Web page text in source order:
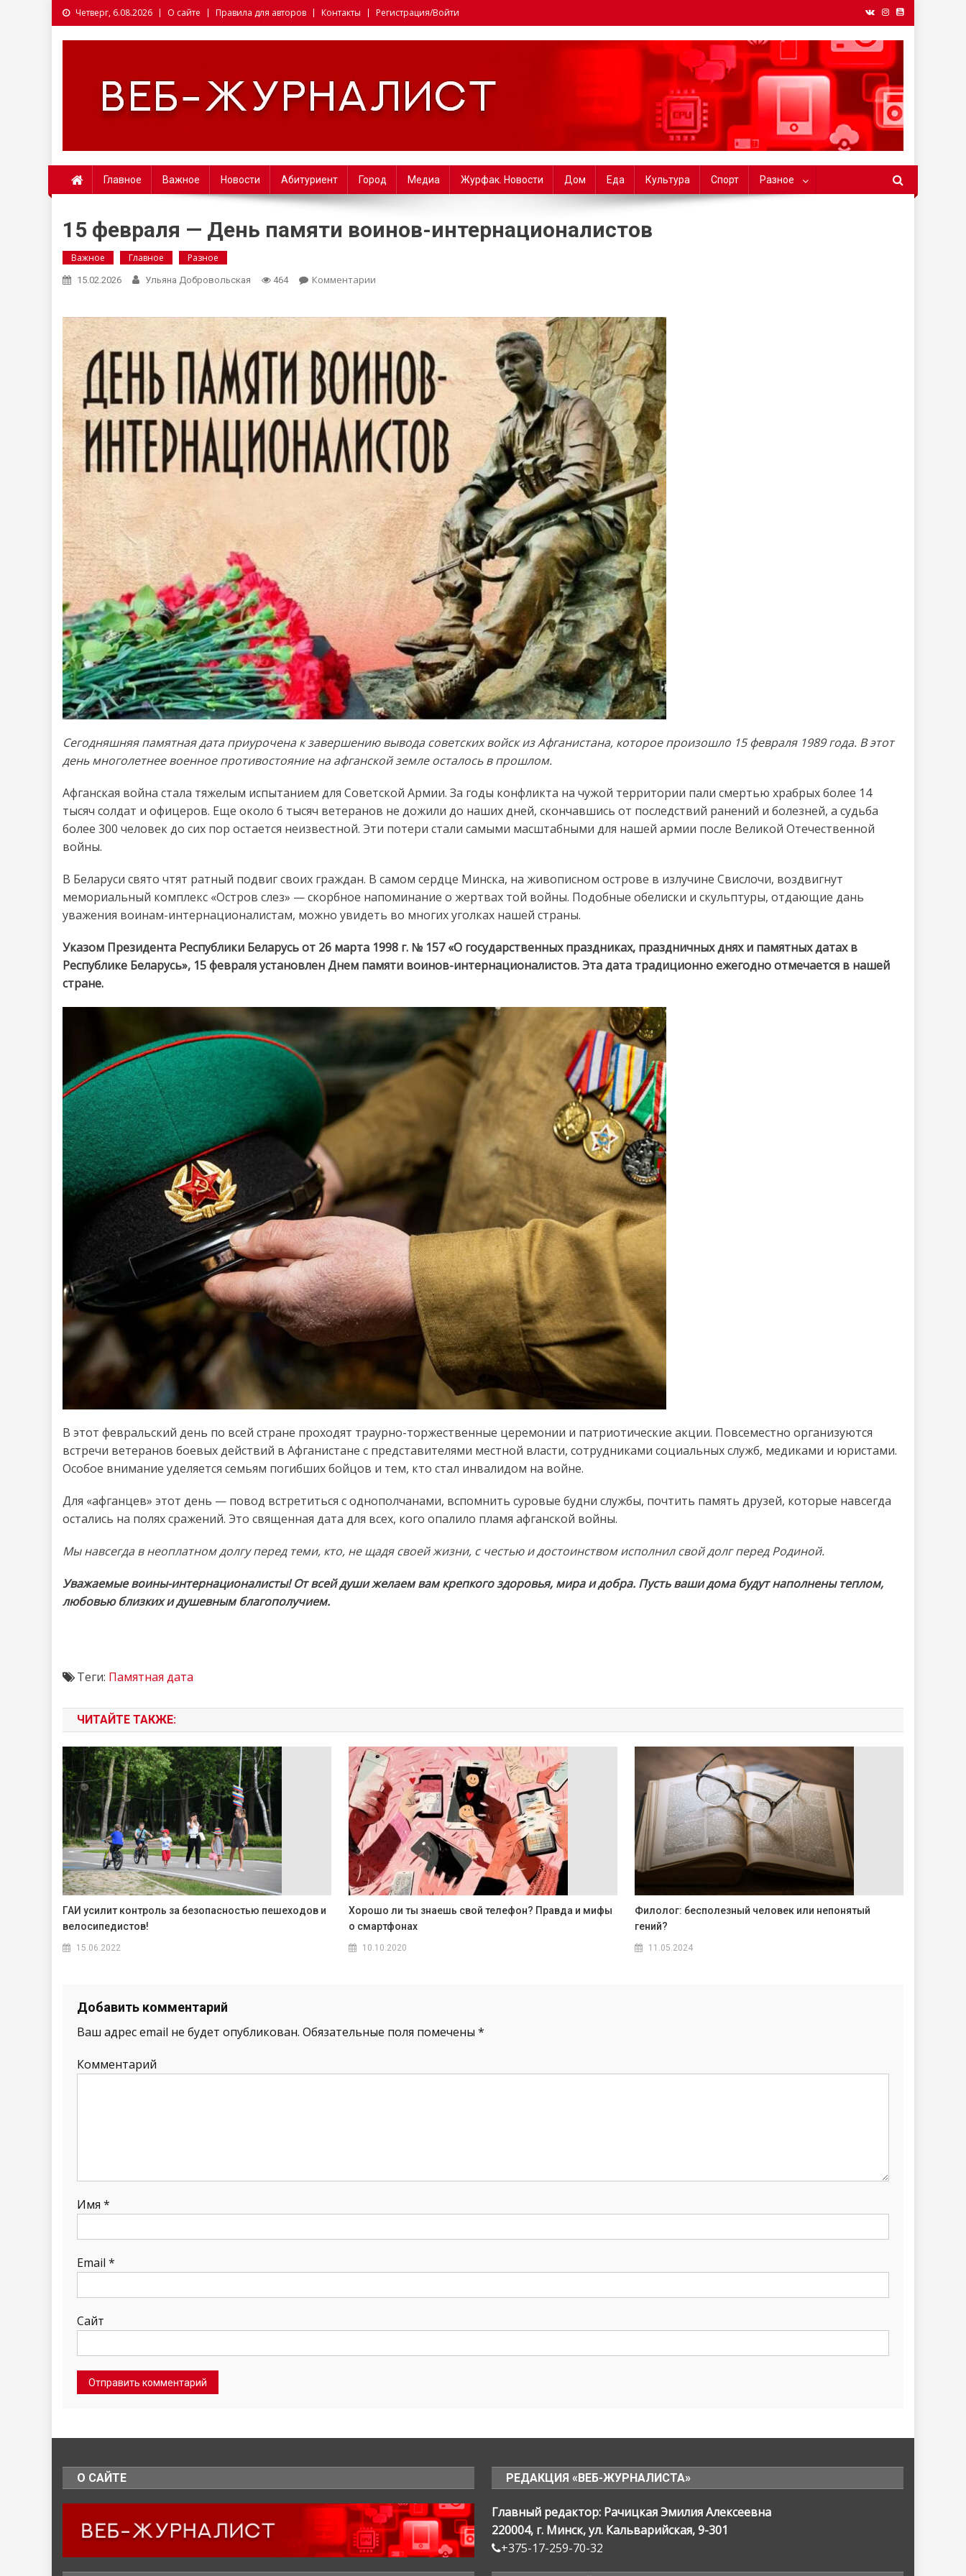
Четверг, 6.08.2026 О сайте Правила для авторов Контакты Регистрация/Войти
Веб-журналист. Websmi. Факультет журналистики БГУ
Главное Важное Новости Абитуриент Город Медиа Журфак. Новости Дом Еда Культура Спорт Разное
15 февраля — День памяти воинов-интернационалистов
Важное Главное Разное
15.02.2026 Ульяна Добровольская 464 Комментарии
Сегодняшняя памятная дата приурочена к завершению вывода советских войск из Афганистана, которое произошло 15 февраля 1989 года. В этот
день многолетнее военное противостояние на афганской земле осталось в прошлом.
Афганская война стала тяжелым испытанием для Советской Армии. За годы конфликта на чужой территории пали смертью храбрых более 14
тысяч солдат и офицеров. Еще около 6 тысяч ветеранов не дожили до наших дней, скончавшись от последствий ранений и болезней, а судьба
более 300 человек до сих пор остается неизвестной. Эти потери стали самыми масштабными для нашей армии после Великой Отечественной
войны.
В Беларуси свято чтят ратный подвиг своих граждан. В самом сердце Минска, на живописном острове в излучине Свислочи, воздвигнут
мемориальный комплекс «Остров слез» — скорбное напоминание о жертвах той войны. Подобные обелиски и скульптуры, отдающие дань
уважения воинам-интернационалистам, можно увидеть во многих уголках нашей страны.
Указом Президента Республики Беларусь от 26 марта 1998 г. № 157 «О государственных праздниках, праздничных днях и памятных датах в
Республике Беларусь», 15 февраля установлен Днем памяти воинов-интернационалистов. Эта дата традиционно ежегодно отмечается в нашей
стране.
В этот февральский день по всей стране проходят траурно-торжественные церемонии и патриотические акции. Повсеместно организуются
встречи ветеранов боевых действий в Афганистане с представителями местной власти, сотрудниками социальных служб, медиками и юристами.
Особое внимание уделяется семьям погибших бойцов и тем, кто стал инвалидом на войне.
Для «афганцев» этот день — повод встретиться с однополчанами, вспомнить суровые будни службы, почтить память друзей, которые навсегда
остались на полях сражений. Это священная дата для всех, кого опалило пламя афганской войны.
Мы навсегда в неоплатном долгу перед теми, кто, не щадя своей жизни, с честью и достоинством исполнил свой долг перед Родиной.
Уважаемые воины-интернационалисты! От всей души желаем вам крепкого здоровья, мира и добра. Пусть ваши дома будут наполнены теплом,
любовью близких и душевным благополучием.
Теги: Памятная дата
ЧИТАЙТЕ ТАКЖЕ:
ГАИ усилит контроль за безопасностью пешеходов и
велосипедистов!
15.06.2022
Хорошо ли ты знаешь свой телефон? Правда и мифы
о смартфонах
10.10.2020
Филолог: бесполезный человек или непонятый
гений?
11.05.2024
Добавить комментарий
Ваш адрес email не будет опубликован. Обязательные поля помечены *
Комментарий
Имя *
Email *
Сайт
О САЙТЕ РЕДАКЦИЯ «ВЕБ-ЖУРНАЛИСТА»
Главный редактор: Рачицкая Эмилия Алексеевна
220004, г. Минск, ул. Кальварийская, 9-301
+375-17-259-70-32